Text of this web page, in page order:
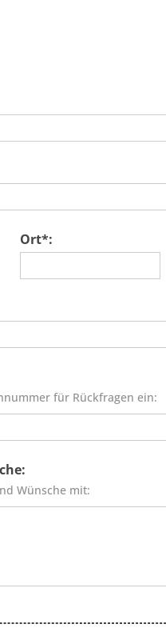
Ort*:
für Rückfragen ein:
Wünsche mit: